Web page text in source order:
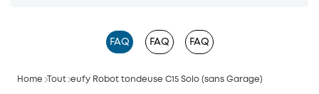
FAQ FAQ FAQ
Home Tout eufy Robot tondeuse C15 Solo (sans Garage)